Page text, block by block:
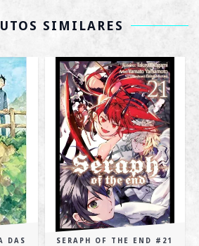
SIMILARES
DAS
SERAPH OF THE END #21